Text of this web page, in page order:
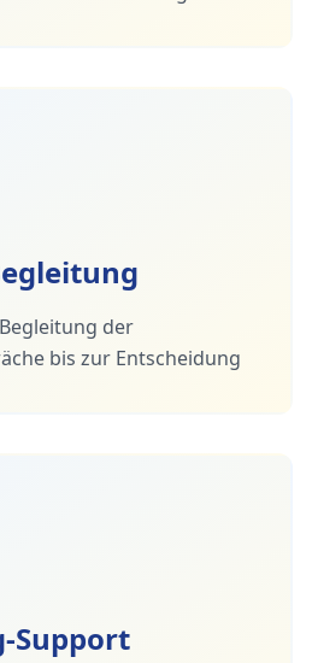
der
bis zur Entscheidung
Support